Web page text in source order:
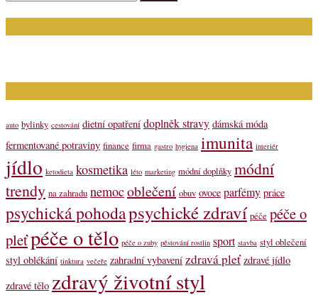
auto bylinky cestování dietní opatření doplněk stravy dámská móda
fermentované potraviny finance firma gastro hygiena imunita interiér
jídlo ketodieta kosmetika léto marketing módní doplňky módní
trendy na zahradu nemocoblečení obuv ovoce parfémy práce
psychická pohodapsychické zdraví péče péče o
pleťpéče o tělo péče o zuby pěstování rostlin sport stavba styl oblečení
styl oblékání tinktura večeře zahradní vybavení zdravá pleť zdravé jídlo
zdravé tělo zdravý životní styl